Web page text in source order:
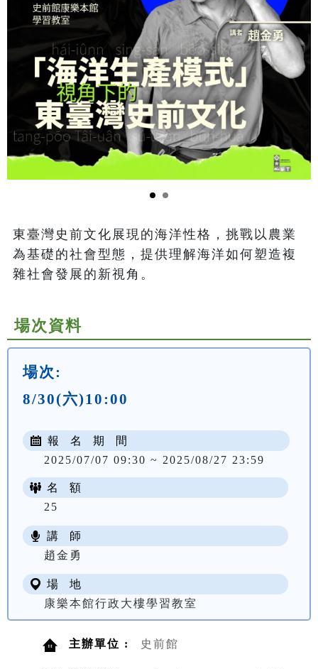
東臺灣史前文化展現的海洋性格，挑戰以農業
為基礎的社會型態，提供理解海洋如何塑造複
雜社會發展的新視角。
場次資料
場次:
8/30(六)10:00
報 名 期 間
2025/07/07 09:30 ~ 2025/08/27 23:59
名 額
25
講 師
趙金勇
場 地
康樂本館行政大樓學習教室
主辦單位 : 史前館